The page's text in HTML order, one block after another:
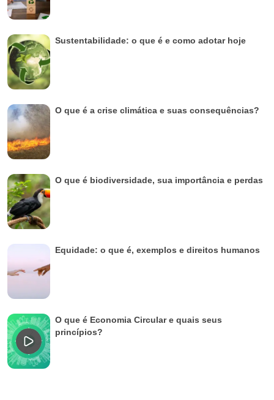
Sustentabilidade: o que é e como adotar hoje
O que é a crise climática e suas consequências?
O que é biodiversidade, sua importância e perdas
Equidade: o que é, exemplos e direitos humanos
O que é Economia Circular e quais seus
princípios?